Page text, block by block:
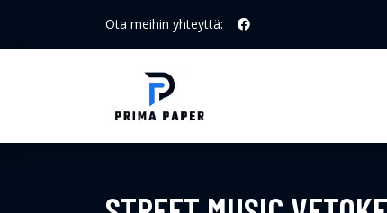
Ota meihin yhteyttä: